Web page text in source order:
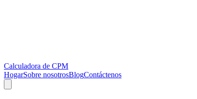
Calculadora de CPM
HogarSobre nosotrosBlogContáctenos